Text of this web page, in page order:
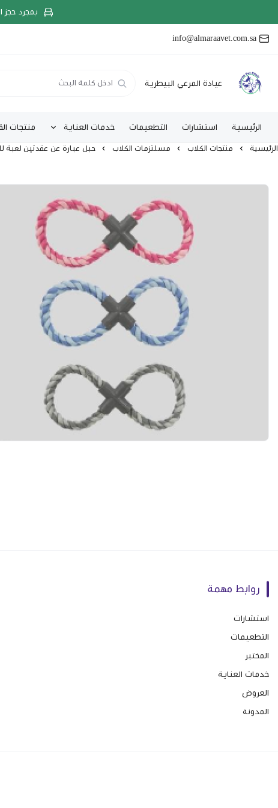
بمجرد
info@almaraavet.com.sa
عيادة المرعي البيطرية
الرئيسية استشارات التطعيمات خدمات العناية منتجات
الرئيسية منتجات الكلاب مسلتزمات الكلاب حبل عبارة عن عقدتين لعبة
روابط مهمة
استشارات
التطعيمات
المختبر
خدمات العناية
العروض
المدونة